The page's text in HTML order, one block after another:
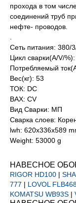
прохода в том
соединений труб
нефте- проводов.
Сеть питания: 380/
Цикл сварки(А/V/
Потребляемый
Вес(кг): 53
ТОК: DC
ВАХ: CV
Вид Сварки: МП
Сварка слоев:
lwh: 620x336x589
Weight: 53000 g
НАВЕСНОЕ
RIGOR HD100 |
777 | LOVOL
KOMATSU WB93S |